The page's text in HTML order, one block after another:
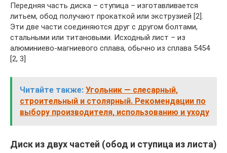
Передняя часть диска – ступица – изготавливается
литьем, обод получают прокаткой или экструзией [2].
Эти две части соединяются друг с другом болтами,
стальными или титановыми. Исходный лист – из
алюминиево-магниевого сплава, обычно из сплава 5454
[2, 3]
Читайте также: Угольник — слесарный,
строительный и столярный. Рекомендации по
выбору производителя, использованию и уходу
Диск из двух частей (обод и ступица из листа)